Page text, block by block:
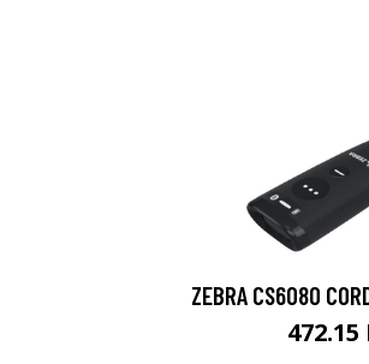
ZEBRA CS6080
472.15